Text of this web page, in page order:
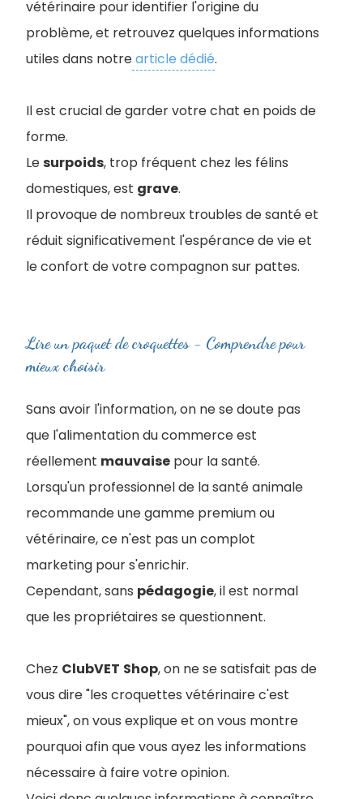
vétérinaire pour identifier l'origine du
problème, et retrouvez quelques informations
utiles dans notrearticle dédié.
Il est crucial de garder votre chat en poids de
forme.
Lesurpoids, trop fréquent chez les félins
domestiques, est grave.
Il provoque de nombreux troubles de santé et
réduit significativement l'espérance de vie et
le confort de votre compagnon sur pattes.
Lire un paquet de croquettes - Comprendre pour
mieux choisir
Sans avoir l'information, on ne se doute pas
que l'alimentation du commerce est
réellement mauvaise pour la santé.
Lorsqu'un professionnel de la santé animale
recommande une gamme premium ou
vétérinaire, ce n'est pas un complot
marketing pour s'enrichir.
Cependant, sans pédagogie, il est normal
que les propriétaires se questionnent.
Chez ClubVET Shop, on ne se satisfait pas de
vous dire "les croquettes vétérinaire c'est
mieux", on vous explique et on vous montre
pourquoi afin que vous ayez les informations
nécessaire à faire votre opinion.